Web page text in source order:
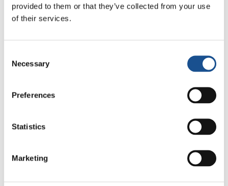
provided to them or that they’ve collected from your use
of their services.
Selection
Necessary
Preferences
Statistics
Marketing
Da América do Sul, três
Festival Re-Imagine Peace: de
Como Toronto vive a Copa do